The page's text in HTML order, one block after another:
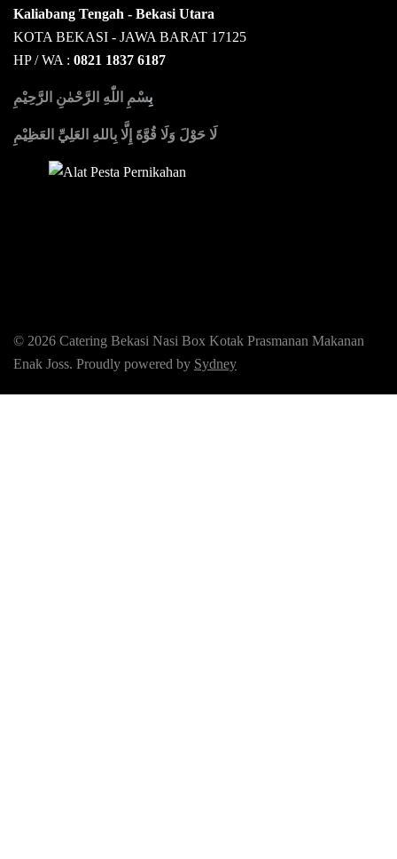
Kaliabang Tengah - Bekasi Utara
KOTA BEKASI - JAWA BARAT 17125
HP / WA : 0821 1837 6187
بِسْمِ اللّٰهِ الرَّحْمٰنِ الرَّحِيْمِ
لَا حَوْلَ وَلَا قُوَّةَ إِلَّا بِاللهِ العَلِيِّ العَظِيْمِ
© 2026 Catering Bekasi Nasi Box Kotak Prasmanan Makanan
Enak Joss. Proudly powered by Sydney